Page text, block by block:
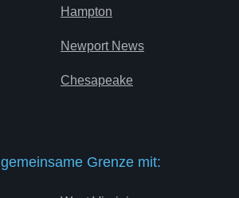
Hampton
Newport News
Chesapeake
Grenze mit: